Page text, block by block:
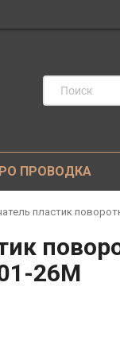
ПРОВОДКА
пластик
26M